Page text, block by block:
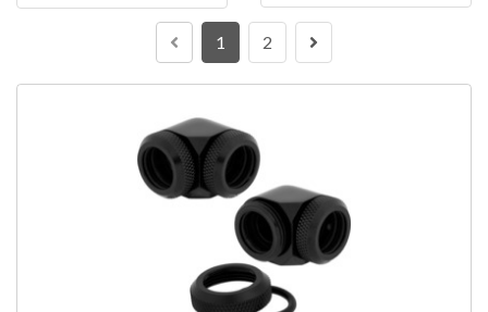
1 2